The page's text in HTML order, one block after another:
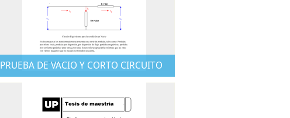
PRUEBA DE VACIO Y CORTO CIRCUITO